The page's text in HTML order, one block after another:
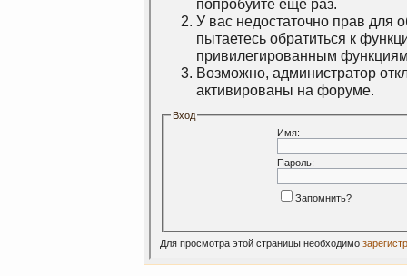
попробуйте ещё раз.
У вас недостаточно прав для
пытаетесь обратиться к
привилегированным
Возможно, администратор
активированы на форуме.
Вход
Имя:
Пароль:
Запомнить?
Для просмотра этой страницы необходимо